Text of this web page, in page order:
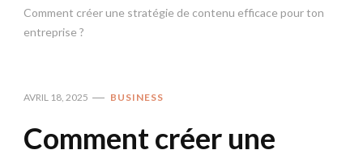
Comment créer une stratégie de contenu efficace pour ton
entreprise ?
AVRIL 18, 2025 BUSINESS
Comment créer une